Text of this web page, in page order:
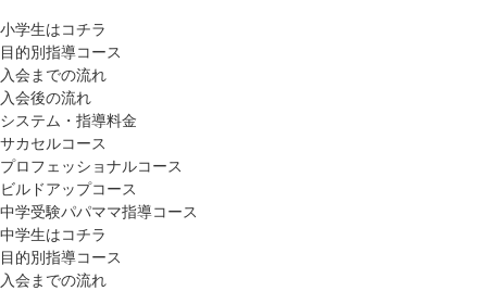
小学生はコチラ
目的別指導コース
入会までの流れ
入会後の流れ
システム・指導料金
サカセルコース
プロフェッショナルコース
ビルドアップコース
中学受験パパママ指導コース
中学生はコチラ
目的別指導コース
入会までの流れ